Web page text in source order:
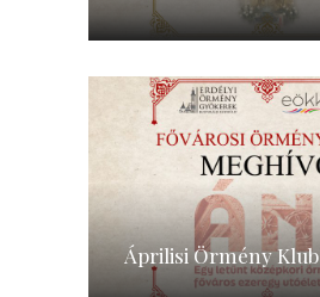
Áprilisi Örmény Klub